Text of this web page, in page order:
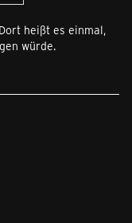
heißt es einmal,
würde.